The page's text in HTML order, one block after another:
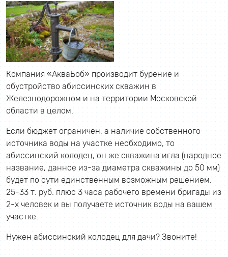
Компания «АкваБоб» производит бурение и
обустройство абиссинских скважин в
Железнодорожном и на территории Московской
области в целом.
Если бюджет ограничен, а наличие собственного
источника воды на участке необходимо, то
абиссинский колодец, он же скважина игла (народное
название, данное из-за диаметра скважины до 50 мм)
будет по сути единственным возможным решением.
25-33 т. руб. плюс 3 часа рабочего времени бригады из
2-х человек и вы получаете источник воды на вашем
участке.
Нужен абиссинский колодец для дачи? Звоните!